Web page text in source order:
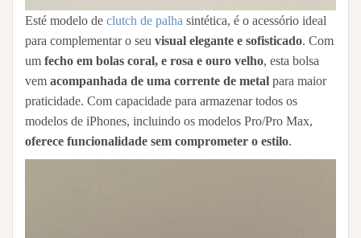
Esté modelo de clutch de palha sintética, é o acessório ideal
para complementar o seu visual elegante e sofisticado. Com
um fecho em bolas coral, e rosa e ouro velho, esta bolsa
vem acompanhada de uma corrente de metal para maior
praticidade. Com capacidade para armazenar todos os
modelos de iPhones, incluindo os modelos Pro/Pro Max,
oferece funcionalidade sem comprometer o estilo.